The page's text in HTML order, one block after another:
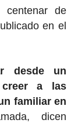
centenar de
en el
desde un
creer a las
familiar en
dicen